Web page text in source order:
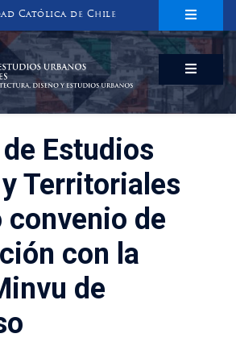
Católica de Chile
ESTUDIOS URBANOS
DISEÑO Y ESTUDIOS URBANOS
Estudios
Territoriales
convenio de
con la
de